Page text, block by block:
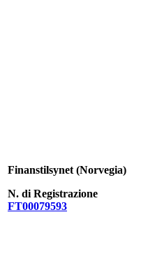
Finanstilsynet (Norvegia)
N. di Registrazione
FT00079593